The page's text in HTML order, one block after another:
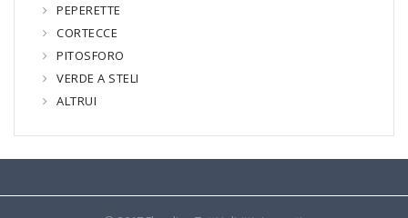
PEPERETTE
CORTECCE
PITOSFORO
VERDE A STELI
ALTRUI